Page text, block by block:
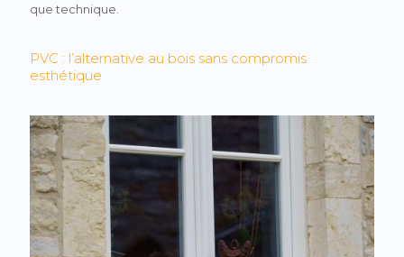
que technique.
PVC : l’alternative au bois sans compromis
esthétique